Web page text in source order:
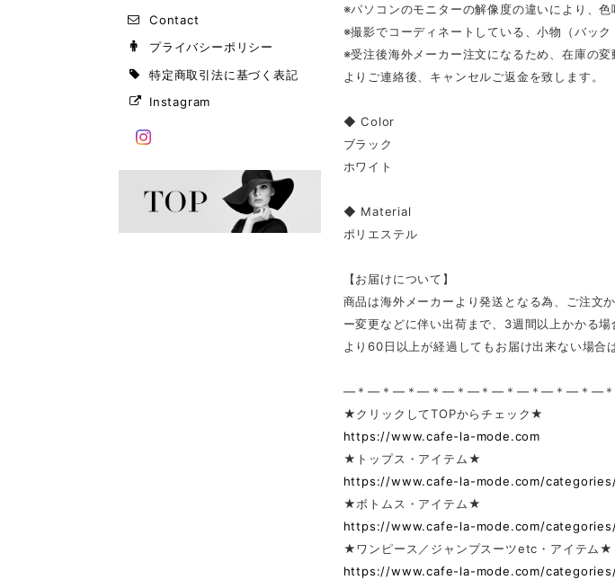
Contact
プライバシーポリシー
特定商取引法に基づく表記
Instagram
※パソコンのモニターの解像度の違いにより、
※撮影でコーディネートしている、小物（バッ
※受注後海外メーカー注文になるため、在庫の
よりご連絡後、キャンセルご返金を致します。
◆ Color
ブラック
ホワイト
◆ Material
ポリエステル
【お届けについて】
商品は海外メーカーより発送となる為、ご注文
ー変更などに伴い出荷まで、3週間以上かかる
より60日以上が経過してもお届け出来ない場合
—＊—＊—＊—＊—＊—＊—＊—＊—＊—＊—＊
★クリックしてTOPからチェック★
https://www.cafe-la-mode.com
★トップス・アイテム★
https://www.cafe-la-mode.com/
★ボトムス・アイテム★
https://www.cafe-la-mode.com/
★ワンピース／ジャンプスーツetc・アイテム★
https://www.cafe-la-mode.com/